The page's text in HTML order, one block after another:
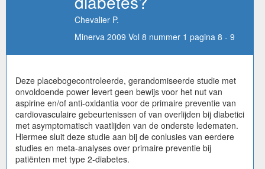
Chevalier P.
Minerva 2009 Vol 8 nummer 1 pagina 8 - 9
Deze placebogecontroleerde, gerandomiseerde studie met
onvoldoende power levert geen bewijs voor het nut van
aspirine en/of anti-oxidantia voor de primaire preventie van
cardiovasculaire gebeurtenissen of van overlijden bij diabetici
met asymptomatisch vaatlijden van de onderste ledematen.
Hiermee sluit deze studie aan bij de conlusies van eerdere
studies en meta-analyses over primaire preventie bij
patiënten met type 2-diabetes.